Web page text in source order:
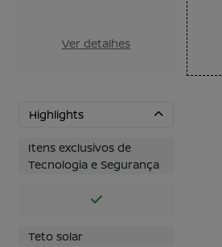
Ver detalhes
Highlights
Itens exclusivos de
Tecnologia e Segurança
Teto solar